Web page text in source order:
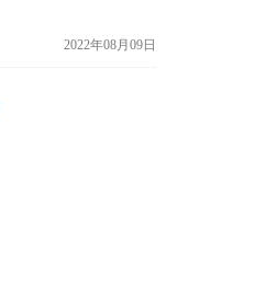
2022年08月09日